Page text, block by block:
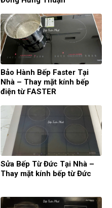
Bảo Hành Bếp Faster Tại
Nhà – Thay mặt kính bếp
điện từ FASTER
Sửa Bếp Từ Đức Tại Nhà –
Thay mặt kính bếp từ Đức